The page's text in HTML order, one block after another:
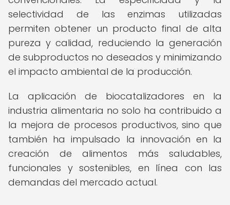
selectividad de las enzimas utilizadas
permiten obtener un producto final de alta
pureza y calidad, reduciendo la generación
de subproductos no deseados y minimizando
el impacto ambiental de la producción.
La aplicación de biocatalizadores en la
industria alimentaria no solo ha contribuido a
la mejora de procesos productivos, sino que
también ha impulsado la innovación en la
creación de alimentos más saludables,
funcionales y sostenibles, en línea con las
demandas del mercado actual.